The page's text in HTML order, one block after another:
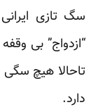
سگ تازی
“ازدواج” بی
تاحالا هیچ سگی
دارد.